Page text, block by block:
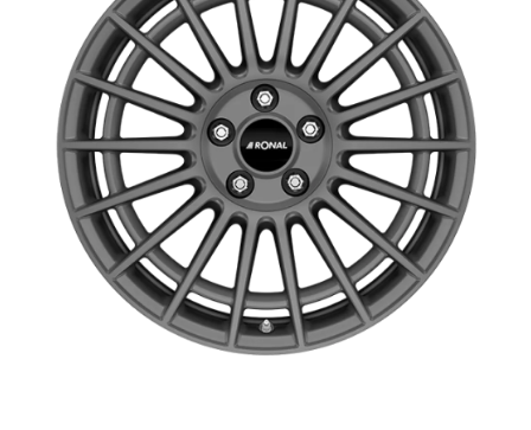
Vanteiden osto-opas
Auton renkaat
Yhteystiedot